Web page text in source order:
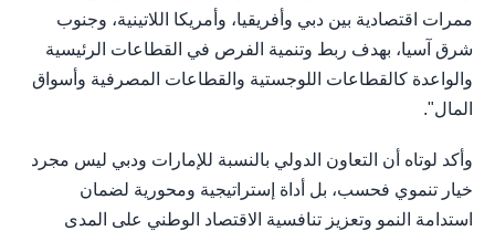
ممرات اقتصادية بين دبي وأفريقيا، وأمريكا اللاتينية، وجنوب
شرق آسيا، بهدف ربط وتنمية الفرص في القطاعات الرئيسية
والواعدة كالقطاعات اللوجستية والقطاعات المصرفية وأسواق
المال".
وأكد لوتاه أن التعاون الدولي بالنسبة للإمارات ودبي ليس مجرد
خيار تنموي فحسب، بل أداة إستراتيجية ومحورية لضمان
استدامة النمو وتعزيز تنافسية الاقتصاد الوطني على المدى